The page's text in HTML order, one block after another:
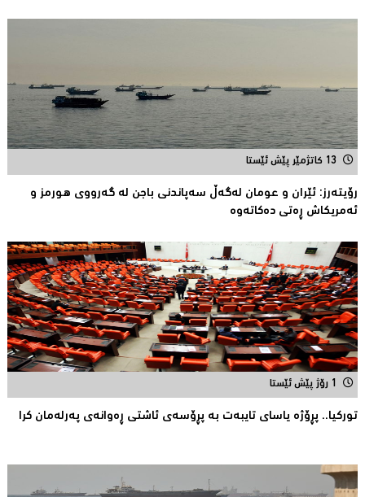
13 کاتژمێر پێش ئێستا
رۆیتەرز: ئێران و عومان لەگەڵ سەپاندنی باجن لە گەرووی هورمز و
ئەمریکاش ڕەتی دەکاتەوە
1 رۆژ پێش ئێستا
توركیا.. پڕۆژه‌ یاسای تایبه‌ت به‌ پڕۆسه‌ی ئاشتی ڕه‌وانه‌ی په‌رله‌مان كرا